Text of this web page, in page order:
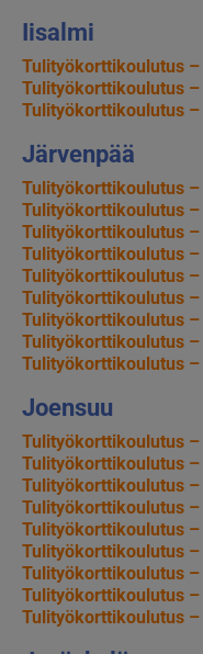
Iisalmi
Tulityökorttikoulutus –
Tulityökorttikoulutus –
Tulityökorttikoulutus –
Järvenpää
Tulityökorttikoulutus –
Tulityökorttikoulutus –
Tulityökorttikoulutus –
Tulityökorttikoulutus –
Tulityökorttikoulutus –
Tulityökorttikoulutus –
Tulityökorttikoulutus –
Tulityökorttikoulutus –
Tulityökorttikoulutus –
Joensuu
Tulityökorttikoulutus –
Tulityökorttikoulutus –
Tulityökorttikoulutus –
Tulityökorttikoulutus –
Tulityökorttikoulutus –
Tulityökorttikoulutus –
Tulityökorttikoulutus –
Tulityökorttikoulutus –
Tulityökorttikoulutus –